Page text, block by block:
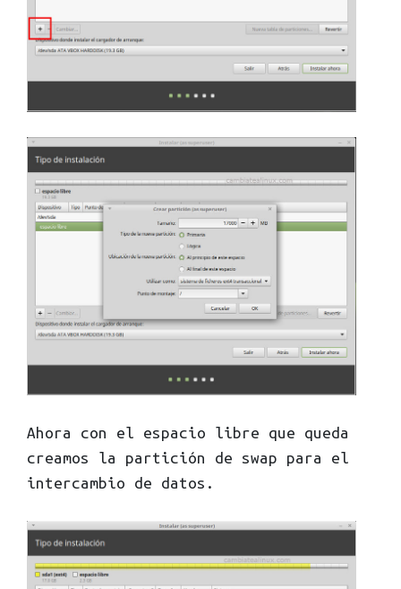
Ahora con el espacio libre que queda
creamos la partición de swap para el
intercambio de datos.